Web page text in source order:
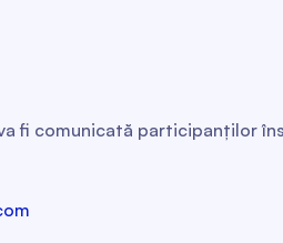
fi comunicată participanților